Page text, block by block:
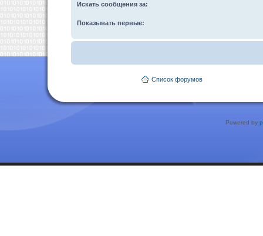
Искать сообщения за:
Показывать первые:
Список форумов
Powered by